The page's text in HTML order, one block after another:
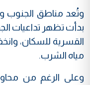
وتُعد مناطق الجنوب
بدأت تظهر تداعيات
القسرية للسكان،
مياه الشرب.
وعلى الرغم من